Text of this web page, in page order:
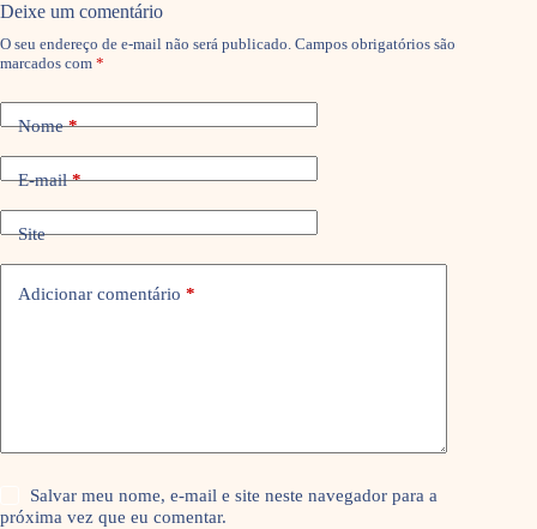
Deixe um comentário
O seu endereço de e-mail não será publicado. Campos obrigatórios são
marcados com *
Nome*
E-mail*
Site
Adicionar comentário *
Salvar meu nome, e-mail e site neste navegador para a
próxima vez que eu comentar.